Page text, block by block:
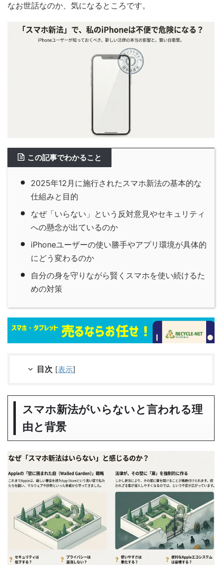
なお世話なのか、気になるところです。
この記事でわかること
2025年12月に施行されたスマホ新法の基本的な
仕組みと目的
なぜ「いらない」という反対意見やセキュリティ
への懸念が出ているのか
iPhoneユーザーの使い勝手やアプリ環境が具体的
にどう変わるのか
自分の身を守りながら賢くスマホを使い続けるた
めの対策
目次 [表示]
スマホ新法がいらないと言われる理
由と背景